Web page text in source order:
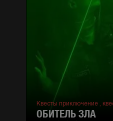
Квесты приключение ,
ОБИТЕЛЬ ЗЛА